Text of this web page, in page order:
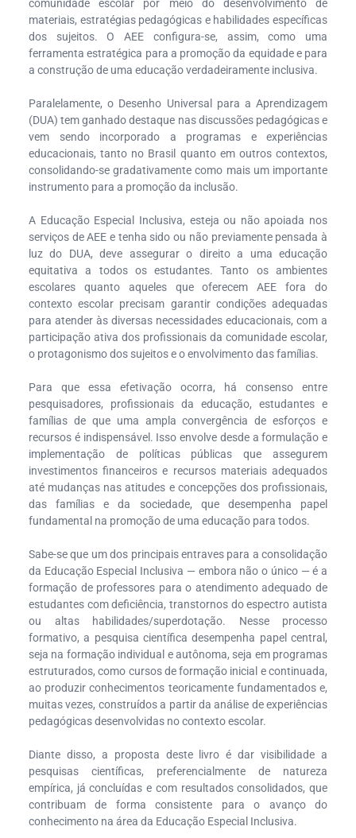
comunidade escolar por meio do desenvolvimento de
materiais, estratégias pedagógicas e habilidades específicas
dos sujeitos. O AEE configura-se, assim, como uma
ferramenta estratégica para a promoção da equidade e para
a construção de uma educação verdadeiramente inclusiva.
Paralelamente, o Desenho Universal para a Aprendizagem
(DUA) tem ganhado destaque nas discussões pedagógicas e
vem sendo incorporado a programas e experiências
educacionais, tanto no Brasil quanto em outros contextos,
consolidando-se gradativamente como mais um importante
instrumento para a promoção da inclusão.
A Educação Especial Inclusiva, esteja ou não apoiada nos
serviços de AEE e tenha sido ou não previamente pensada à
luz do DUA, deve assegurar o direito a uma educação
equitativa a todos os estudantes. Tanto os ambientes
escolares quanto aqueles que oferecem AEE fora do
contexto escolar precisam garantir condições adequadas
para atender às diversas necessidades educacionais, com a
participação ativa dos profissionais da comunidade escolar,
o protagonismo dos sujeitos e o envolvimento das famílias.
Para que essa efetivação ocorra, há consenso entre
pesquisadores, profissionais da educação, estudantes e
famílias de que uma ampla convergência de esforços e
recursos é indispensável. Isso envolve desde a formulação e
implementação de políticas públicas que assegurem
investimentos financeiros e recursos materiais adequados
até mudanças nas atitudes e concepções dos profissionais,
das famílias e da sociedade, que desempenha papel
fundamental na promoção de uma educação para todos.
Sabe-se que um dos principais entraves para a consolidação
da Educação Especial Inclusiva — embora não o único — é a
formação de professores para o atendimento adequado de
estudantes com deficiência, transtornos do espectro autista
ou altas habilidades/superdotação. Nesse processo
formativo, a pesquisa científica desempenha papel central,
seja na formação individual e autônoma, seja em programas
estruturados, como cursos de formação inicial e continuada,
ao produzir conhecimentos teoricamente fundamentados e,
muitas vezes, construídos a partir da análise de experiências
pedagógicas desenvolvidas no contexto escolar.
Diante disso, a proposta deste livro é dar visibilidade a
pesquisas científicas, preferencialmente de natureza
empírica, já concluídas e com resultados consolidados, que
contribuam de forma consistente para o avanço do
conhecimento na área da Educação Especial Inclusiva.